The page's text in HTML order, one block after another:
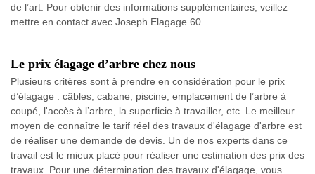
de l’art. Pour obtenir des informations supplémentaires, veillez
mettre en contact avec Joseph Elagage 60.
Le prix élagage d’arbre chez nous
Plusieurs critères sont à prendre en considération pour le prix
d’élagage : câbles, cabane, piscine, emplacement de l’arbre à
coupé, l'accès à l’arbre, la superficie à travailler, etc. Le meilleur
moyen de connaître le tarif réel des travaux d'élagage d'arbre est
de réaliser une demande de devis. Un de nos experts dans ce
travail est le mieux placé pour réaliser une estimation des prix des
travaux. Pour une détermination des travaux d'élagage, vous